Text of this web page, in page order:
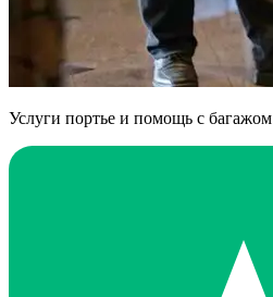
Услуги портье и помощь с багажом